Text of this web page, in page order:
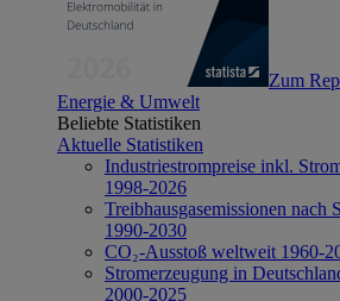
Zum
Energie & Umwelt
Beliebte Statistiken
Aktuelle Statistiken
Industriestrompreise inkl.
1998-2026
Treibhausgasemissionen nach
1990-2030
CO₂-Ausstoß weltweit 1960-
Stromerzeugung in
2000-2025